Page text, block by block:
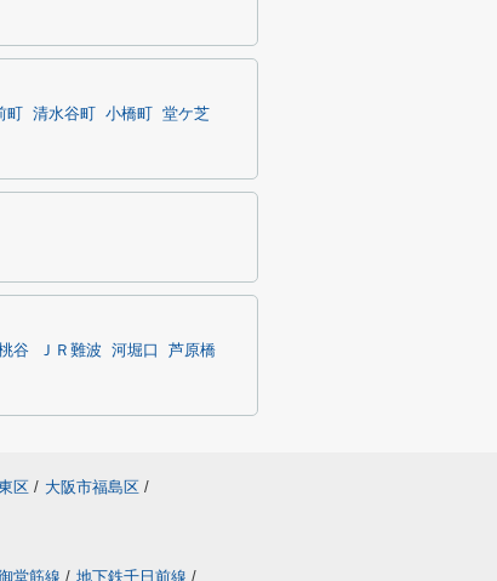
清水谷町 小橋町
堂ケ芝
谷 ＪＲ難波 河堀口
芦原橋
区 / 大阪市福島区 /
堂筋線 / 地下鉄千日前線 /